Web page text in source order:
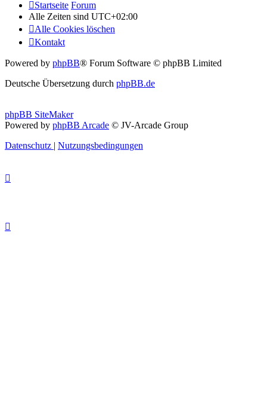
Startseite Forum
Alle Zeiten sind UTC+02:00
Alle Cookies löschen
Kontakt
Powered by phpBB® Forum Software © phpBB Limited
Deutsche Übersetzung durch phpBB.de
phpBB SiteMaker
Powered by phpBB Arcade © JV-Arcade Group
Datenschutz | Nutzungsbedingungen